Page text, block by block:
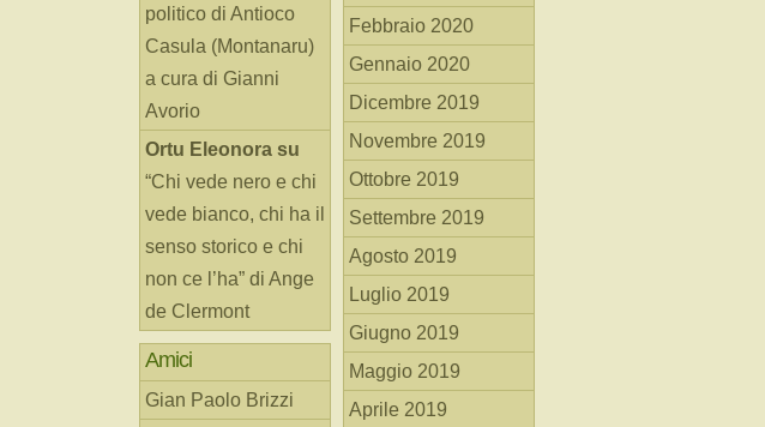
politico di Antioco
Casula (Montanaru)
a cura di Gianni
Avorio
Ortu Eleonora su
“Chi vede nero e chi
vede bianco, chi ha il
senso storico e chi
non ce l’ha” di Ange
de Clermont
Amici
Gian Paolo Brizzi
Febbraio 2020
Gennaio 2020
Dicembre 2019
Novembre 2019
Ottobre 2019
Settembre 2019
Agosto 2019
Luglio 2019
Giugno 2019
Maggio 2019
Aprile 2019